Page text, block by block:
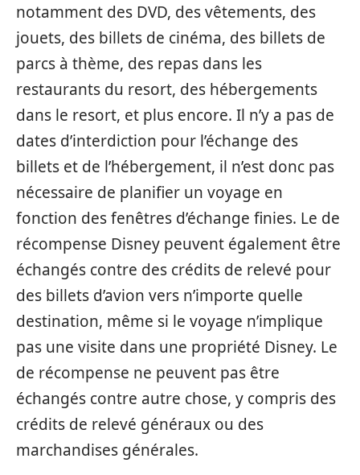
notamment des DVD, des vêtements, des
jouets, des billets de cinéma, des billets de
parcs à thème, des repas dans les
restaurants du resort, des hébergements
dans le resort, et plus encore. Il n’y a pas de
dates d’interdiction pour l’échange des
billets et de l’hébergement, il n’est donc pas
nécessaire de planifier un voyage en
fonction des fenêtres d’échange finies. Le de
récompense Disney peuvent également être
échangés contre des crédits de relevé pour
des billets d’avion vers n’importe quelle
destination, même si le voyage n’implique
pas une visite dans une propriété Disney. Le
de récompense ne peuvent pas être
échangés contre autre chose, y compris des
crédits de relevé généraux ou des
marchandises générales.